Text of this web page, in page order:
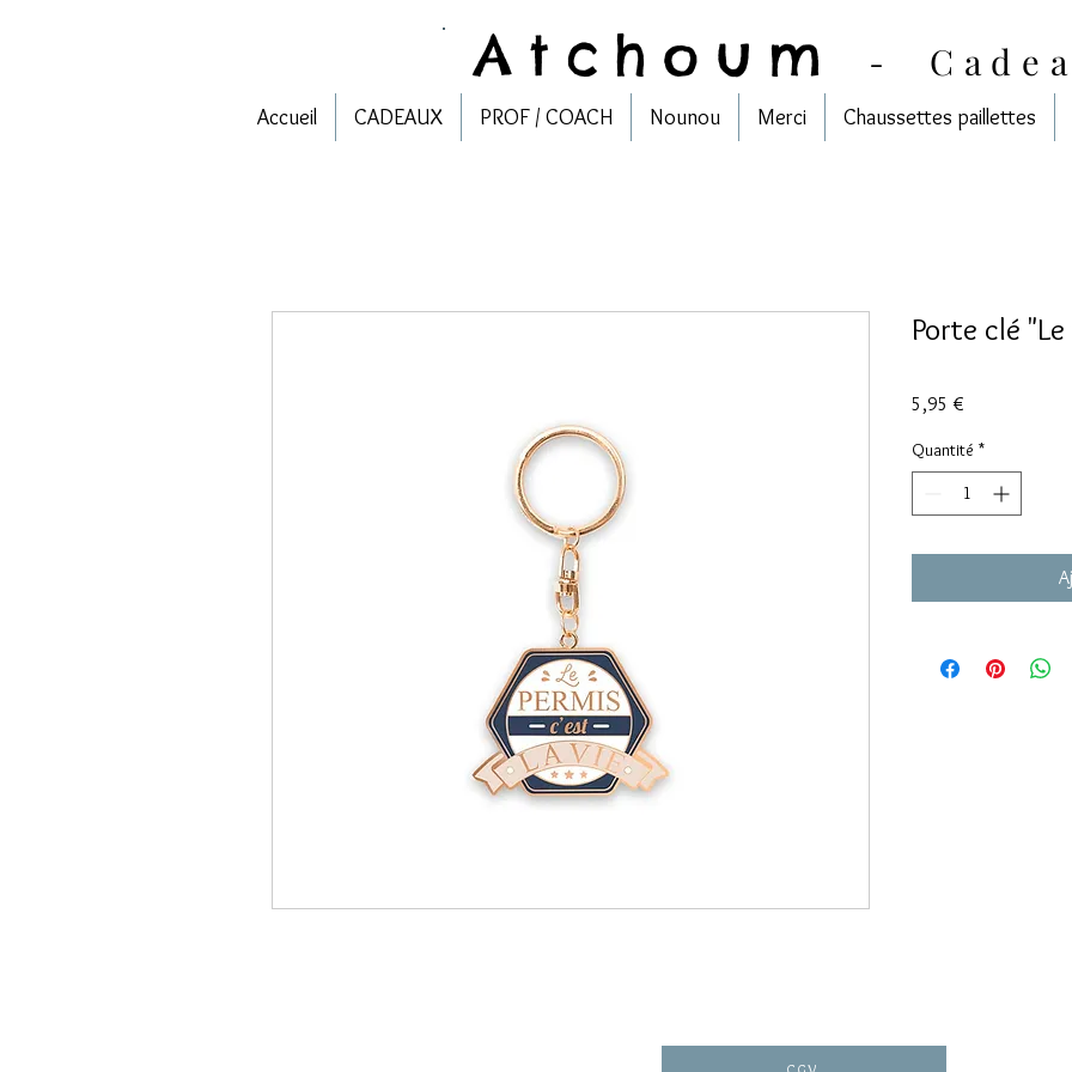
Accueil CADEAUX PROF / COACH Nounou Merci Chaussettes paillettes
Atchoum -
Porte clé
5,95 €
Quantité *